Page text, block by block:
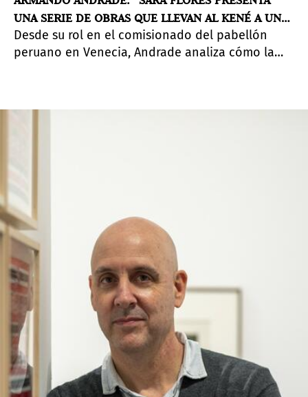
UNA SERIE DE OBRAS QUE LLEVAN AL KENÉ A UNA
ESCALA NUNCA ANTES EXPLORADA”
Desde su rol en el comisionado del pabellón
peruano en Venecia, Andrade analiza cómo la